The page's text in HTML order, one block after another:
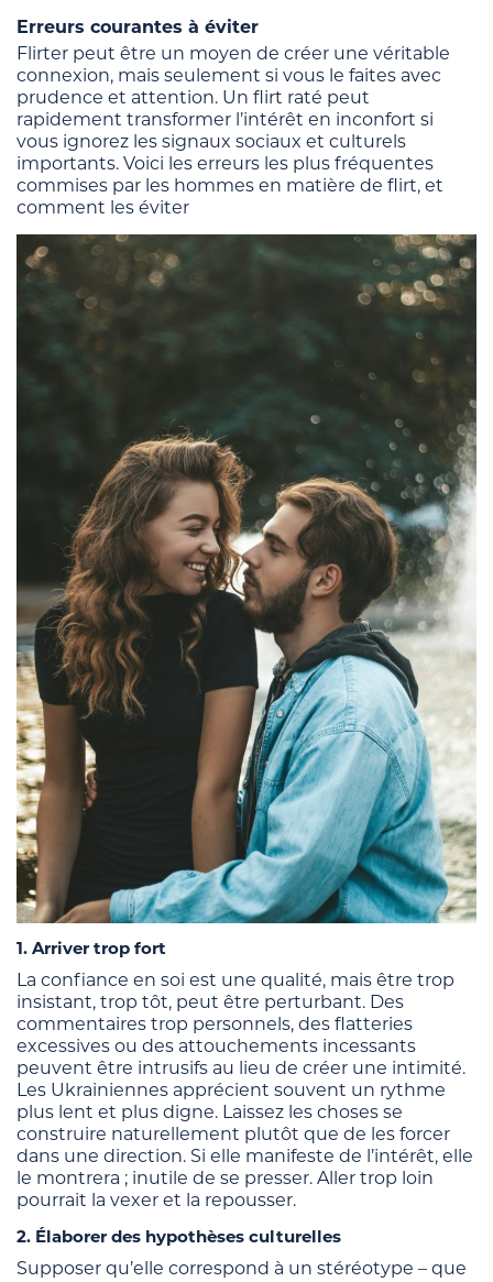
Erreurs courantes à éviter
Flirter peut être un moyen de créer une véritable
connexion, mais seulement si vous le faites avec
prudence et attention. Un flirt raté peut
rapidement transformer l’intérêt en inconfort si
vous ignorez les signaux sociaux et culturels
importants. Voici les erreurs les plus fréquentes
commises par les hommes en matière de flirt, et
comment les éviter
1. Arriver trop fort
La confiance en soi est une qualité, mais être trop
insistant, trop tôt, peut être perturbant. Des
commentaires trop personnels, des flatteries
excessives ou des attouchements incessants
peuvent être intrusifs au lieu de créer une intimité.
Les Ukrainiennes apprécient souvent un rythme
plus lent et plus digne. Laissez les choses se
construire naturellement plutôt que de les forcer
dans une direction. Si elle manifeste de l’intérêt, elle
le montrera ; inutile de se presser. Aller trop loin
pourrait la vexer et la repousser.
2. Élaborer des hypothèses culturelles
Supposer qu’elle correspond à un stéréotype – que